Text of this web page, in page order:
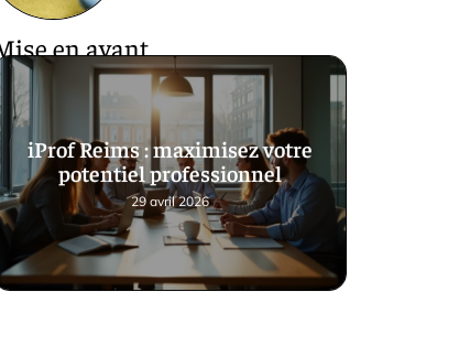
en avant
iProf Reims : maximisez votre
potentiel professionnel
29 avril 2026